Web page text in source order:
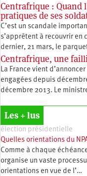
Centrafrique : Quand
pratiques de ses
C’est un scandale
s’apprêtent à recouvrir en
dernier, 21 mars, le
Centrafrique, une
La France vient
engagées depuis
décembre 2013. Le
Les + lus
élection présidentielle
Quelles orientations du
Comme à chaque
organise un vaste
orientations en vue de l’…